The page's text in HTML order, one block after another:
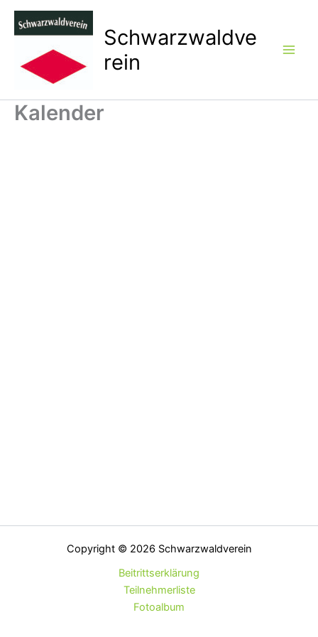
Zum
Inhalt
Schwarzwaldve
rein
Kalender
Copyright © 2026 Schwarzwaldverein
Beitrittserklärung
Teilnehmerliste
Fotoalbum